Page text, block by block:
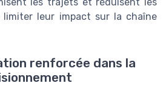
limiter leur impact sur la chaîne
renforcée dans la